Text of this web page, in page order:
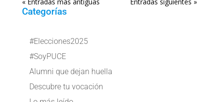
Categorías
#Elecciones2025
#SoyPUCE
Alumni que dejan huella
Descubre tu vocación